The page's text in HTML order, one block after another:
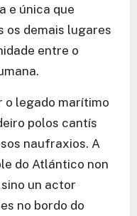
e única que
os demais lugares
entre o
o legado marítimo
polos cantís
naufraxios. A
do Atlántico non
un actor
no bordo do